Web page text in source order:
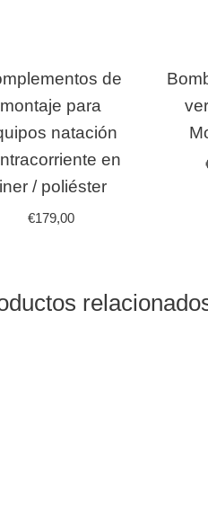
de
montaje para
natación
en
liner / poliéster
€179,00